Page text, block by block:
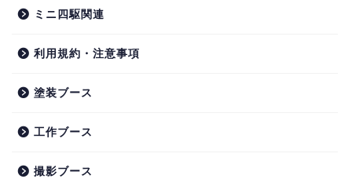
ミニ四駆関連
利用規約・注意事項
塗装ブース
工作ブース
撮影ブース